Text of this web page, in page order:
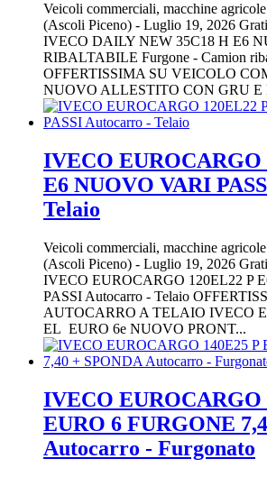
Veicoli commerciali, macchine agricole
(Ascoli Piceno) - Luglio 19, 2026
IVECO DAILY NEW 35C18 H E6
RIBALTABILE Furgone - Camion
OFFERTISSIMA SU VEICOLO
NUOVO ALLESTITO CON GRU E
IVECO EUROCARGO
E6 NUOVO VARI
Telaio
Veicoli commerciali, macchine agricole
(Ascoli Piceno) - Luglio 19, 2026
IVECO EUROCARGO 120EL22 P
PASSI Autocarro - Telaio
AUTOCARRO A TELAIO IVECO
EL EURO 6e NUOVO PRONT...
IVECO EUROCARGO
EURO 6 FURGONE
Autocarro - Furgonato